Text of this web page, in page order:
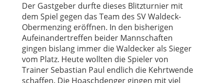
Der Gastgeber durfte dieses Blitzturnier mit
dem Spiel gegen das Team des SV Waldeck-
Obermenzing eröffnen. In den bisherigen
Aufeinandertreffen beider Mannschaften
gingen bislang immer die Waldecker als Sieger
vom Platz. Heute wollten die Spieler von
Trainer Sebastian Paul endlich die Kehrtwende
schaffen. Die Hoaschdenger gingen mit viel